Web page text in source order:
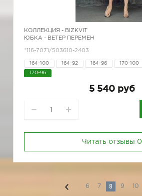
КОЛЛЕКЦИЯ - BIZKVIT
ЮБКА - ВЕТЕР ПЕРЕМЕН
*116-7071/503610-2403
164-100 164-92 164-96 170-100
170-96
5 540 руб
Читать отзывы 0
6 7 8 9 10